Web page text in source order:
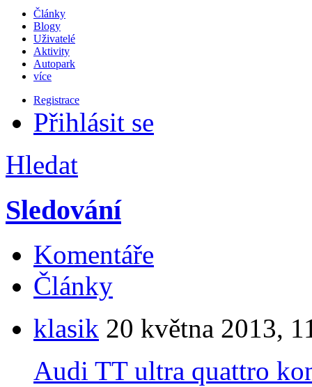
Články
Blogy
Uživatelé
Aktivity
Autopark
více
Registrace
Přihlásit se
Hledat
Sledování
Komentáře
Články
klasik 20 května 2013,
Audi TT ultra quattro